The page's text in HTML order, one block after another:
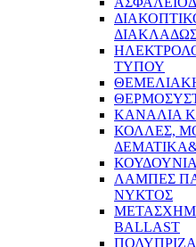
ΤΥΠΟΥ
ΚΑΝΑΛΙΑ
ΚΟΛΛΕΣ,
ΛΑΜΠΕΣ
ΝΥΚΤΟΣ
BALLAST